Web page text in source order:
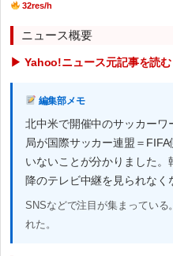
32res/h
ニュース概要
▶ Yahoo!ニュース元記事を読む
編集部メモ
北中米で開催中のサッカー
局が国際サッカー連盟＝
いないことが分かりました
降のテレビ中継を見られなく
SNSなどで注目が集まってい
れた。